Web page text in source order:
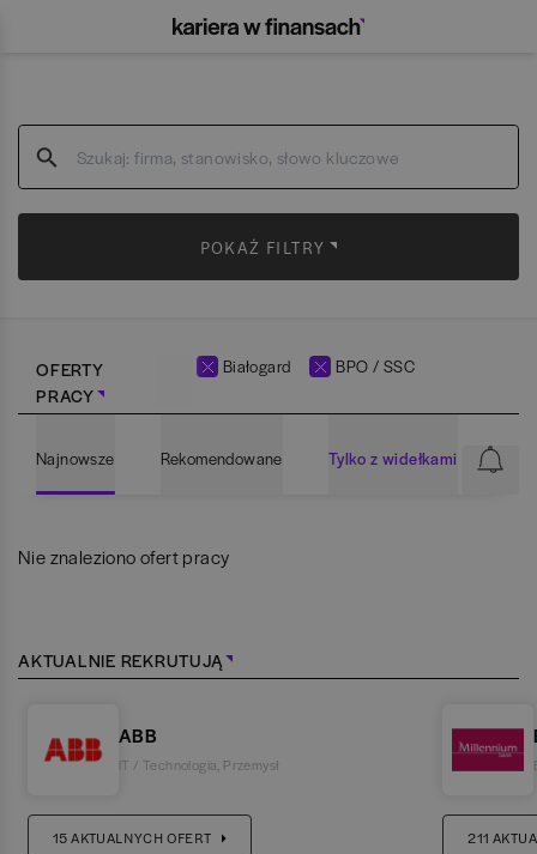
POKAŻ FILTRY
OFERTY
PRACY
Białogard BPO / SSC
Najnowsze Rekomendowane Tylko z widełkami
Nie znaleziono ofert pracy
AKTUALNIE REKRUTUJĄ
ABB
IT / Technologia Przemysł
15AKTUALNYCH OFERT 211